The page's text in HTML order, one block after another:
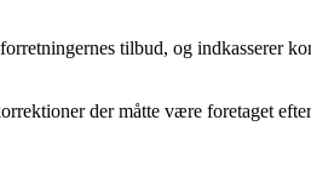
tilbud, og indkasserer
der måtte være foretaget efter